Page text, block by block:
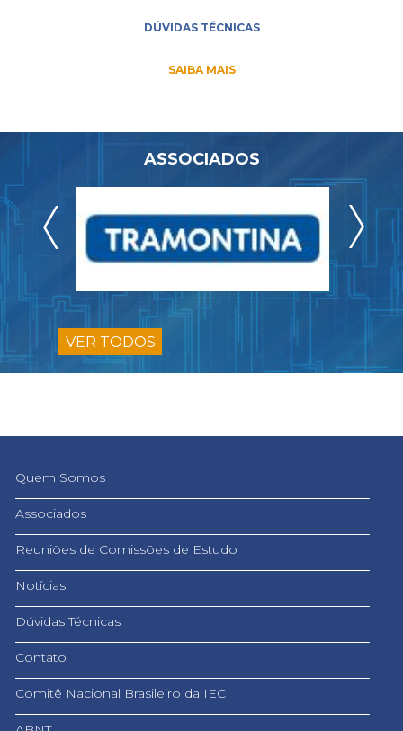
DÚVIDAS TÉCNICAS
SAIBA MAIS
ASSOCIADOS
VER TODOS
Quem Somos
Associados
Reuniões de Comissões de Estudo
Notícias
Dúvidas Técnicas
Contato
Comitê Nacional Brasileiro da IEC